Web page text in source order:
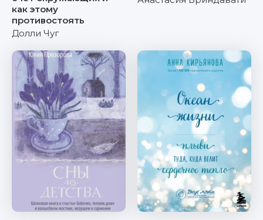
как этому
противостоять
Долли Чуг